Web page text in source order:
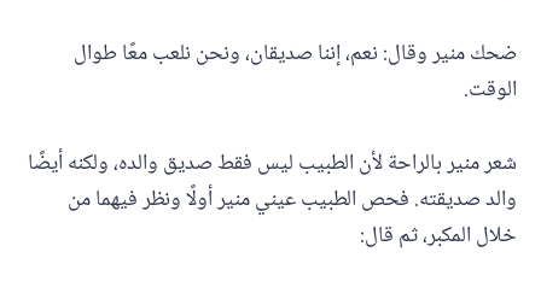
ضحك منير وقال: نعم، إننا صديقان، ونحن نلعب معًا طوال
الوقت.
شعر منير بالراحة لأن الطبيب ليس فقط صديق والده، ولكنه أيضًا
والد صديقته. فحص الطبيب عيني منير أولًا ونظر فيهما من
خلال المكبر، ثم قال: